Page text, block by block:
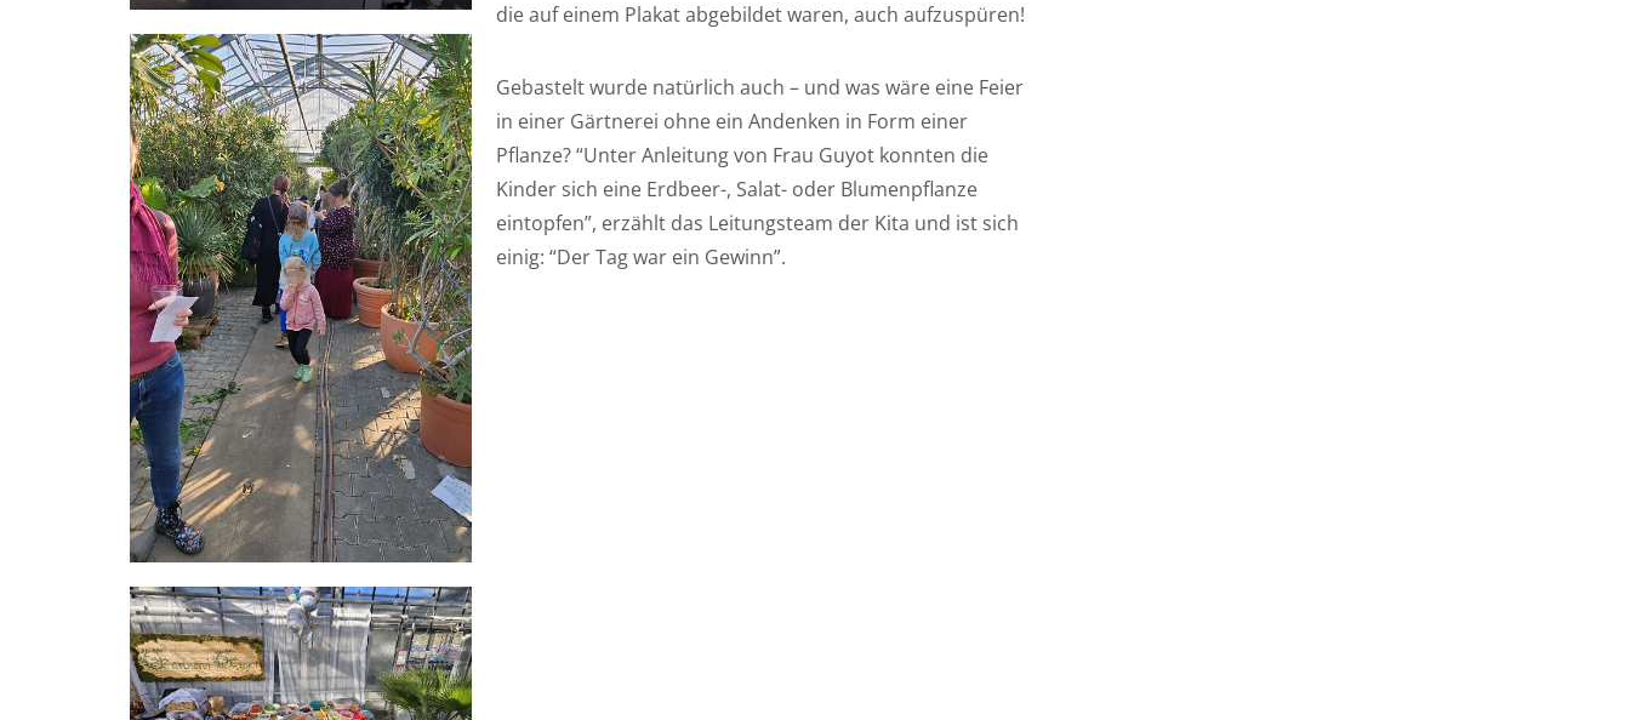
die auf einem Plakat abgebildet waren, auch aufzuspüren!
Gebastelt wurde natürlich auch – und was wäre eine Feier
in einer Gärtnerei ohne ein Andenken in Form einer
Pflanze? “Unter Anleitung von Frau Guyot konnten die
Kinder sich eine Erdbeer-, Salat- oder Blumenpflanze
eintopfen”, erzählt das Leitungsteam der Kita und ist sich
einig: “Der Tag war ein Gewinn”.